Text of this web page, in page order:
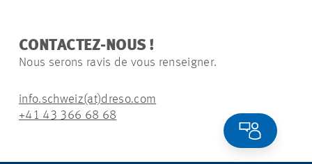
CONTACTEZ-NOUS !
Nous serons ravis de vous renseigner.
info.schweiz(at)dreso.com
+41 43 366 68 68